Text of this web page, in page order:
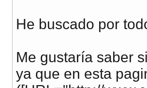
He buscado por
Me gustaría saber
ya que en esta